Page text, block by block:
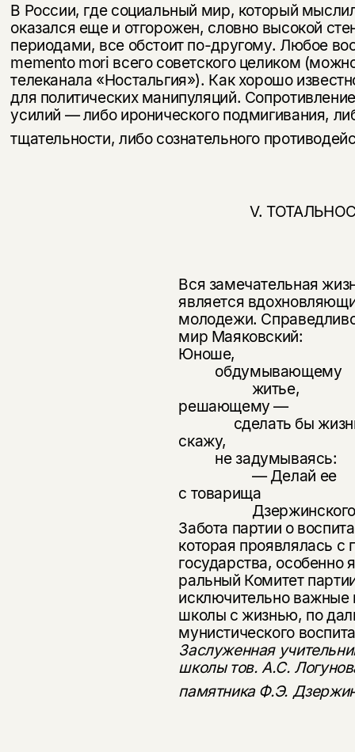
В России, где социальный мир, который
оказался еще и отгорожен, словно высокой
периодами, все обстоит по-другому. Любое
memento mori всего советского целиком
телеканала «Ностальгия»). Как хорошо
для политических манипуляций.
усилий — либо иронического подмигивания,
тщательности, либо сознательного
V.
Вся замечательная
является
молодежи.
мир Маяковский:
Юноше,
обдумывающему
житье,
решающему —
сделать бы жизнь
скажу,
не задумываясь:
— Делай ее
с товарища
Забота партии о
которая проявлялась с
государства,
ральный Комитет
исключительно важ­ные
школы с жизнью, по
мунистического
Заслуженная
школы тов. А.С.
памятника Ф.Э.